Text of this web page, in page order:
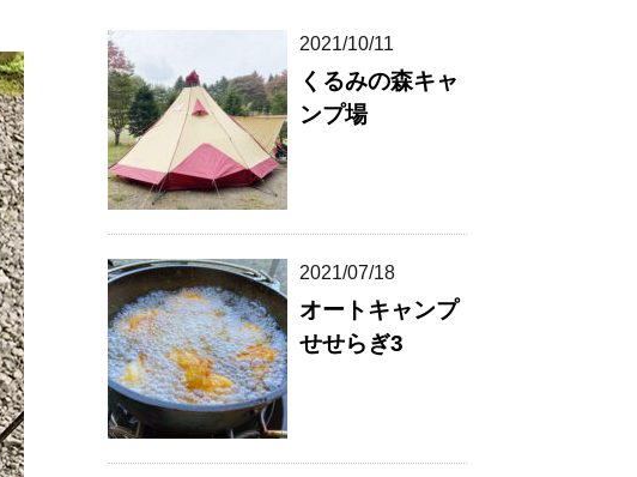
2021/10/11
くるみの森キャ
ンプ場
2021/07/18
オートキャンプ
せせらぎ3